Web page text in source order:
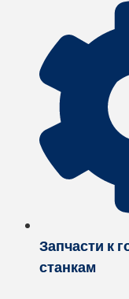
Запчасти к
станкам